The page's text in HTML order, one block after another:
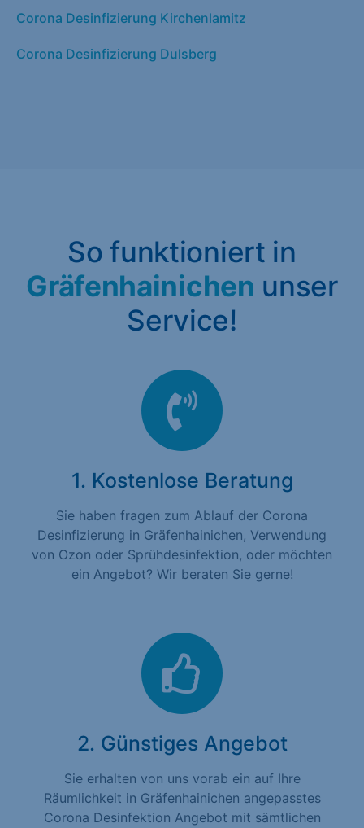
Corona Desinfizierung Kirchenlamitz
Corona Desinfizierung Dulsberg
So funktioniert in
Gräfenhainichen unser
Service!
1. Kostenlose Beratung
Sie haben fragen zum Ablauf der Corona
Desinfizierung in Gräfenhainichen, Verwendung
von Ozon oder Sprühdesinfektion, oder möchten
ein Angebot? Wir beraten Sie gerne!
2. Günstiges Angebot
Sie erhalten von uns vorab ein auf Ihre
Räumlichkeit in Gräfenhainichen angepasstes
Corona Desinfektion Angebot mit sämtlichen